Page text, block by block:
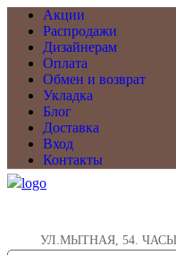
Акции
Распродажи
Дизайнерам
Оплата
Обмен и возврат
Укладка
Блог
Доставка
Вход
Контакты
УЛ.МЫТНАЯ, 54. ЧАСЫ